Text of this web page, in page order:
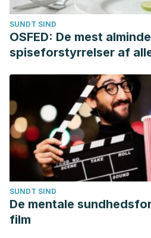
SUNDT SIND
OSFED: De mest
spiseforstyrrelser af
SUNDT SIND
De mentale
film